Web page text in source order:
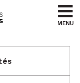
MENU